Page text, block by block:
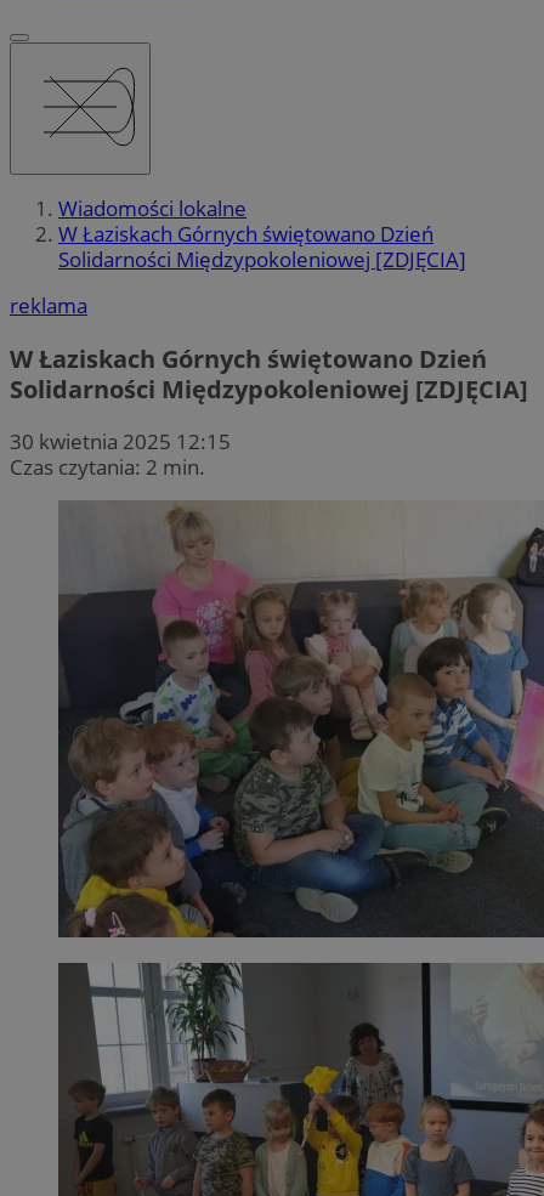
Wiadomości lokalne
W Łaziskach Górnych świętowano Dzień
Solidarności Międzypokoleniowej [ZDJĘCIA]
reklama
W Łaziskach Górnych świętowano Dzień
Solidarności Międzypokoleniowej [ZDJĘCIA]
30 kwietnia 2025 12:15
Czas czytania: 2 min.